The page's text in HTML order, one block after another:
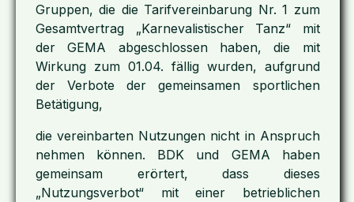
Gruppen, die die Tarifvereinbarung Nr. 1 zum
Gesamtvertrag „Karnevalistischer Tanz“ mit
der GEMA abgeschlossen haben, die mit
Wirkung zum 01.04. fällig wurden, aufgrund
der Verbote der gemeinsamen sportlichen
Betätigung,
die vereinbarten Nutzungen nicht in Anspruch
nehmen können. BDK und GEMA haben
gemeinsam erörtert, dass dieses
„Nutzungsverbot“ mit einer betrieblichen